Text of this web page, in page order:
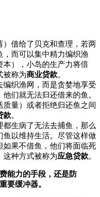
借给了贝克和查理，若两
，而可以集中精力编织渔
本），小岛的生产力将倍
被称为商业贷款。
织渔网，而是贪婪地享受
们就无法归还借来的鱼。
量）或者拒绝归还鱼之间
款。
生病了无法去捕鱼，那么
以维持生活。尽管这样做
果不借鱼，他们将面临死
这种方式被称为应急贷款。
能力的手段，还是防
要缓冲器。